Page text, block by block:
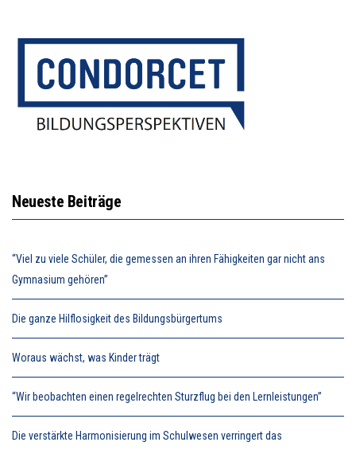
Neueste Beiträge
“Viel zu viele Schüler, die gemessen an ihren Fähigkeiten gar nicht ans
Gymnasium gehören”
Die ganze Hilflosigkeit des Bildungsbürgertums
Woraus wächst, was Kinder trägt
“Wir beobachten einen regelrechten Sturzflug bei den Lernleistungen”
Die verstärkte Harmonisierung im Schulwesen verringert das